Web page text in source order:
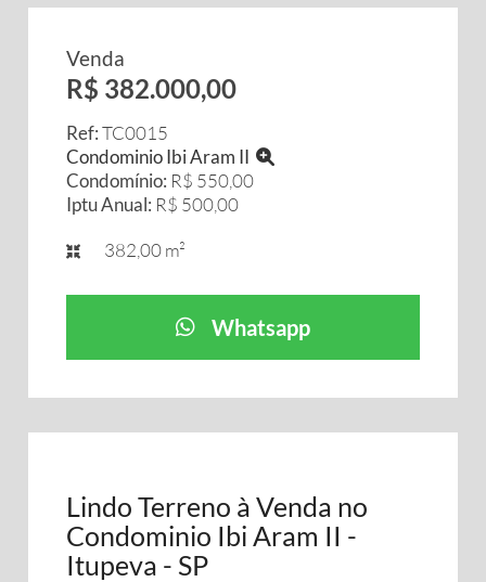
Venda
R$ 382.000,00
Ref:TC0015
Condominio Ibi Aram II
Condomínio: R$ 550,00
Iptu Anual: R$ 500,00
382,00 m²
Whatsapp
Lindo Terreno à Venda no
Condominio Ibi Aram II -
Itupeva - SP